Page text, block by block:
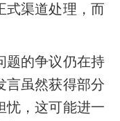
式渠道处理，而
题的争议仍在持
言虽然获得部分
忧，这可能进一